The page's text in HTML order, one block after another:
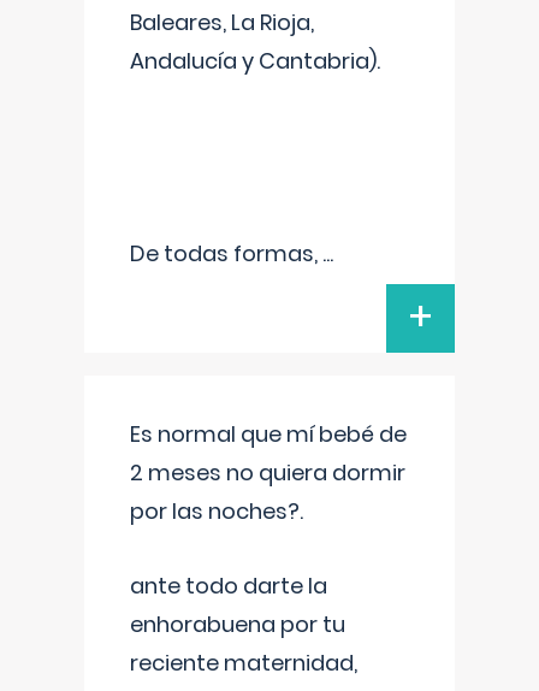
Baleares, La Rioja,
Andalucía y Cantabria).
De todas formas, ...
+
Es normal que mí bebé de
2 meses no quiera dormir
por las noches?.
ante todo darte la
enhorabuena por tu
reciente maternidad,